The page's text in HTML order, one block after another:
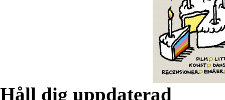
Håll dig uppdaterad